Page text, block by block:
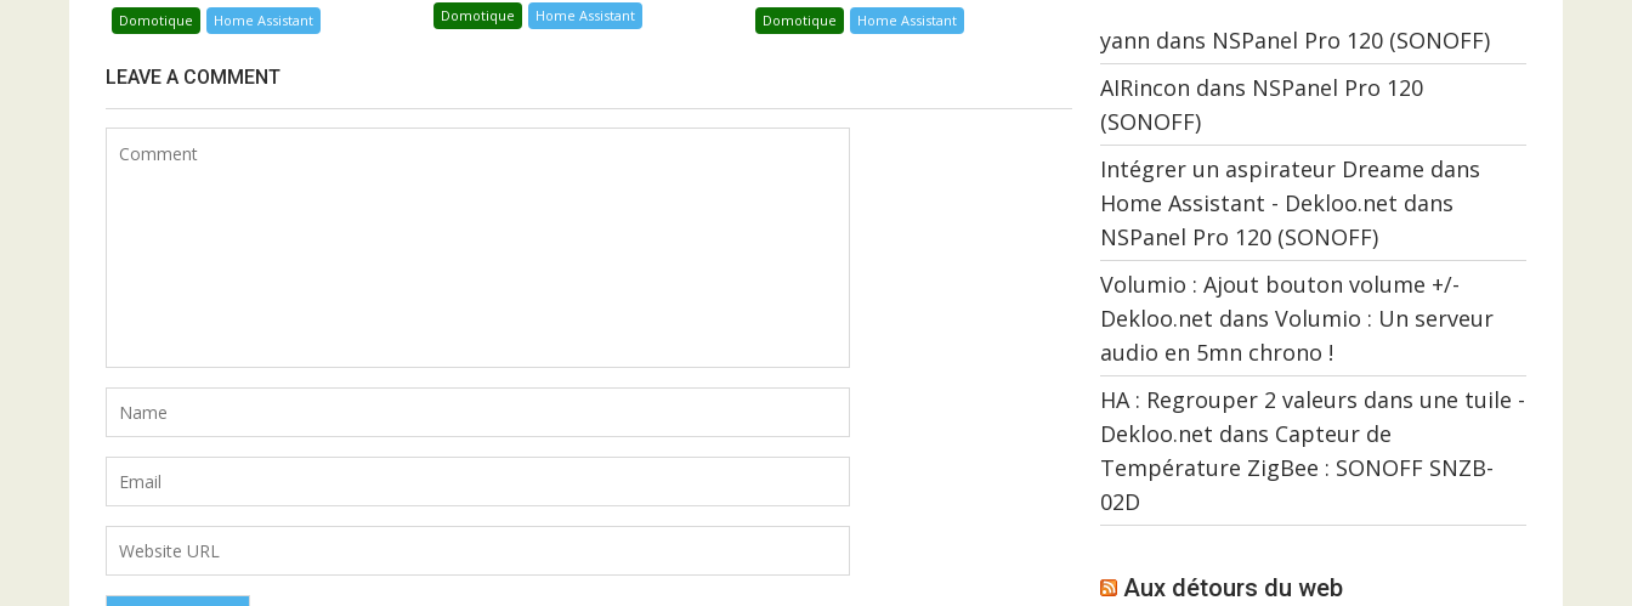
Domotique Home Assistant Domotique Home Assistant Domotique Home Assistant
LEAVE A COMMENT
yann dans NSPanel Pro 120 (SONOFF)
AIRincon dans NSPanel Pro 120
(SONOFF)
Intégrer un aspirateur Dreame dans
Home Assistant - Dekloo.net dans
NSPanel Pro 120 (SONOFF)
Volumio : Ajout bouton volume +/-
Dekloo.net dans Volumio : Un serveur
audio en 5mn chrono !
HA : Regrouper 2 valeurs dans une tuile -
Dekloo.net dans Capteur de
Température ZigBee : SONOFF SNZB-
02D
Aux détours du web